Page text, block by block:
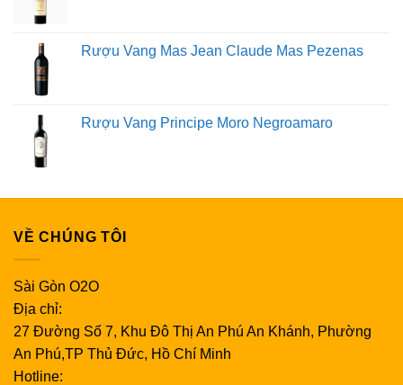
Rượu Vang Mas Jean Claude Mas Pezenas
Rượu Vang Principe Moro Negroamaro
VỀ CHÚNG TÔI
Sài Gòn O2O
Địa chỉ:
27 Đường Số 7, Khu Đô Thị An Phú An Khánh, Phường
An Phú,TP Thủ Đức, Hồ Chí Minh
Hotline: